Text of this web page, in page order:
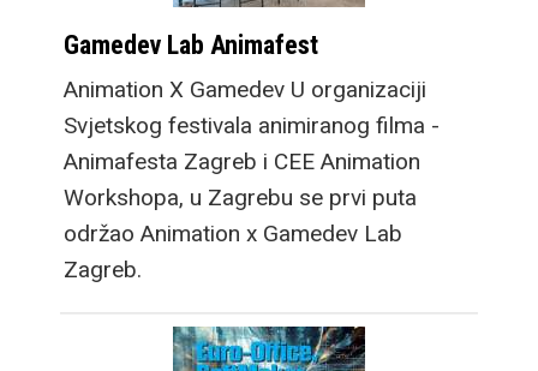
Gamedev Lab Animafest
Animation X Gamedev U organizaciji
Svjetskog festivala animiranog filma -
Animafesta Zagreb i CEE Animation
Workshopa, u Zagrebu se prvi puta
održao Animation x Gamedev Lab
Zagreb.